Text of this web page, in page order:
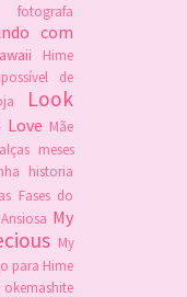
fotografa
com
Hime
de
Look
Love Mãe
meses
historia
Fases do
My
My
para Hime
okemashite